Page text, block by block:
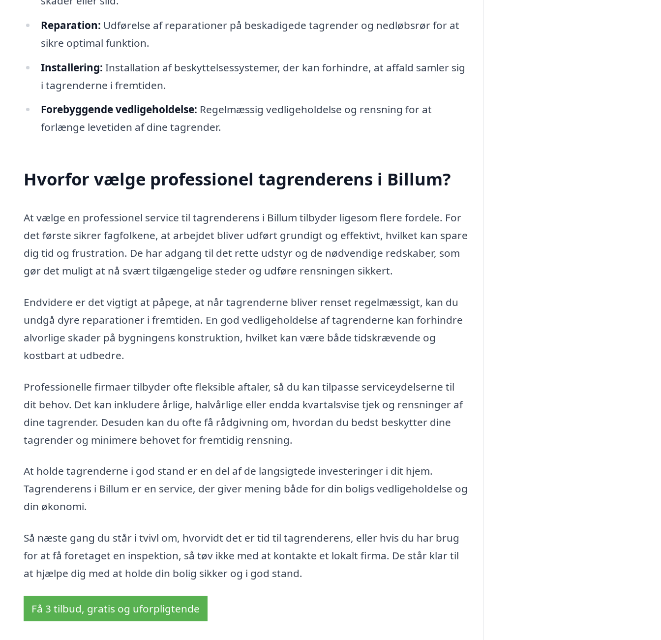
Reparation: Udførelse af reparationer på beskadigede tagrender og nedløbsrør for at
sikre optimal funktion.
Installering: Installation af beskyttelsessystemer, der kan forhindre, at affald samler sig
i tagrenderne i fremtiden.
Forebyggende vedligeholdelse: Regelmæssig vedligeholdelse og rensning for at
forlænge levetiden af ​​dine tagrender.
Hvorfor vælge professionel tagrenderens i Billum?
At vælge en professionel service til tagrenderens i Billum tilbyder ligesom flere fordele. For
det første sikrer fagfolkene, at arbejdet bliver udført grundigt og effektivt, hvilket kan spare
dig tid og frustration. De har adgang til det rette udstyr og de nødvendige redskaber, som
gør det muligt at nå svært tilgængelige steder og udføre rensningen sikkert.
Endvidere er det vigtigt at påpege, at når tagrenderne bliver renset regelmæssigt, kan du
undgå dyre reparationer i fremtiden. En god vedligeholdelse af tagrenderne kan forhindre
alvorlige skader på bygningens konstruktion, hvilket kan være både tidskrævende og
kostbart at udbedre.
Professionelle firmaer tilbyder ofte fleksible aftaler, så du kan tilpasse serviceydelserne til
dit behov. Det kan inkludere årlige, halvårlige eller endda kvartalsvise tjek og rensninger af
dine tagrender. Desuden kan du ofte få rådgivning om, hvordan du bedst beskytter dine
tagrender og minimere behovet for fremtidig rensning.
At holde tagrenderne i god stand er en del af de langsigtede investeringer i dit hjem.
Tagrenderens i Billum er en service, der giver mening både for din boligs vedligeholdelse og
din økonomi.
Så næste gang du står i tvivl om, hvorvidt det er tid til tagrenderens, eller hvis du har brug
for at få foretaget en inspektion, så tøv ikke med at kontakte et lokalt firma. De står klar til
at hjælpe dig med at holde din bolig sikker og i god stand.
Få 3 tilbud, gratis og uforpligtende